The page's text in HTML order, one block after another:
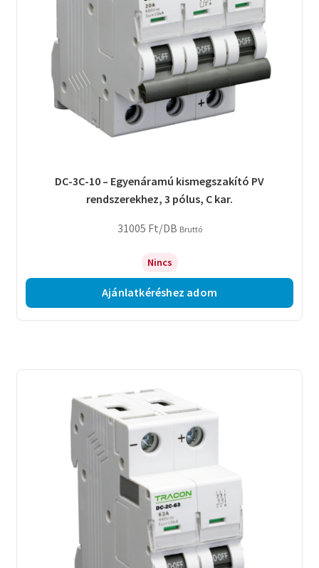
DC-3C-10 – Egyenáramú kismegszakító PV
rendszerekhez, 3 pólus, C kar.
31005 Ft/DB Bruttó
Nincs
Ajánlatkéréshez adom